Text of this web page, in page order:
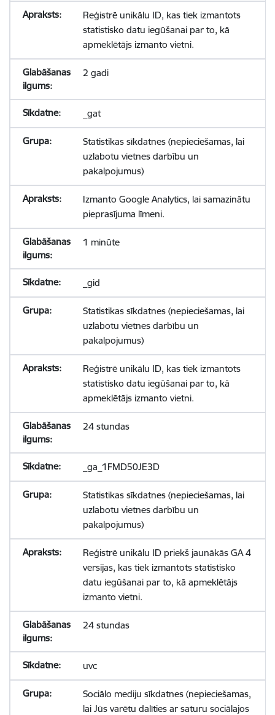
Reģistrē unikālu ID, kas tiek izmantots
statistisko datu iegūšanai par to, kā
apmeklētājs izmanto vietni.
2 gadi
_gat
Statistikas sīkdatnes (nepieciešamas, lai
uzlabotu vietnes darbību un
pakalpojumus)
Izmanto Google Analytics, lai samazinātu
pieprasījuma līmeni.
1 minūte
_gid
Statistikas sīkdatnes (nepieciešamas, lai
uzlabotu vietnes darbību un
pakalpojumus)
Reģistrē unikālu ID, kas tiek izmantots
statistisko datu iegūšanai par to, kā
apmeklētājs izmanto vietni.
24 stundas
_ga_1FMD50JE3D
Statistikas sīkdatnes (nepieciešamas, lai
uzlabotu vietnes darbību un
pakalpojumus)
Reģistrē unikālu ID priekš jaunākās GA 4
versijas, kas tiek izmantots statistisko
datu iegūšanai par to, kā apmeklētājs
izmanto vietni.
24 stundas
uvc
Sociālo mediju sīkdatnes (nepieciešamas,
lai Jūs varētu dalīties ar saturu sociālajos